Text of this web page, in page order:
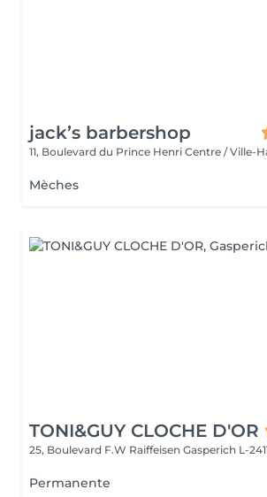
jack’s barbershop
11, Boulevard du Prince Henri Centre / Ville-
Mèches
TONI&GUY CLOCHE D'OR
25, Boulevard F.W Raiffeisen Gasperich L-
Permanente